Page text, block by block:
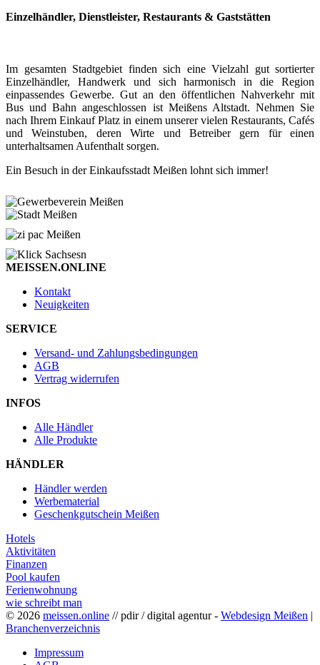
Einzelhändler, Dienstleister, Restaurants & Gaststätten
Im gesamten Stadtgebiet finden sich eine Vielzahl gut sortierter
Einzelhändler, Handwerk und sich harmonisch in die Region
einpassendes Gewerbe. Gut an den öffentlichen Nahverkehr mit
Bus und Bahn angeschlossen ist Meißens Altstadt. Nehmen Sie
nach Ihrem Einkauf Platz in einem unserer vielen Restaurants, Cafés
und Weinstuben, deren Wirte und Betreiber gern für einen
unterhaltsamen Aufenthalt sorgen.
Ein Besuch in der Einkaufsstadt Meißen lohnt sich immer!
MEISSEN.ONLINE
Kontakt
Neuigkeiten
SERVICE
Versand- und Zahlungsbedingungen
AGB
Vertrag widerrufen
INFOS
Alle Händler
Alle Produkte
HÄNDLER
Händler werden
Werbematerial
Geschenkgutschein Meißen
Hotels
Aktivitäten
Finanzen
Pool kaufen
Ferienwohnung
wie schreibt man
© 2026 meissen.online // pdir / digital agentur - Webdesign Meißen |
Branchenverzeichnis
Impressum